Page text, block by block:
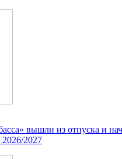
вышли из отпуска и
2026/2027